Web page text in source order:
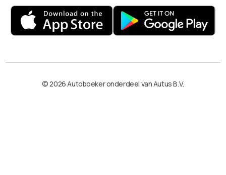
© 2026 Autoboeker onderdeel van Autus B.V.